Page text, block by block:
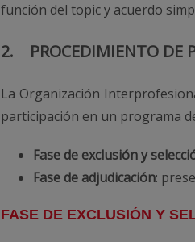
función del topic y acuerdo
2. PROCEDIMIENTO DE
La Organización
participación en un programa
Fase de exclusión y
Fase de adjudicación:
FASE DE EXCLUSIÓN Y